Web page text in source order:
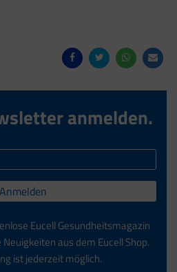
anmelden.
Anmelden
Eucell Gesundheitsmagazin
aus dem Eucell Shop.
ist jederzeit möglich.